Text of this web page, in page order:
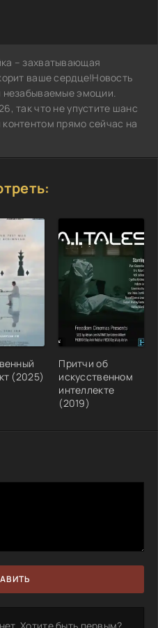
– захватывающая
ваше сердце!Новость
незабываемые эмоции.
так что не упустите шанс
прямо сейчас на
(2025)
Притчи об
искусственном
интеллекте
(2019)